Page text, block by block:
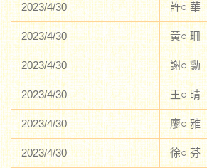
2023/4/30 許○ 華
2023/4/30 黃○ 珊
2023/4/30 謝○ 勳
2023/4/30 王○ 晴
2023/4/30 廖○ 雅
2023/4/30 徐○ 芬